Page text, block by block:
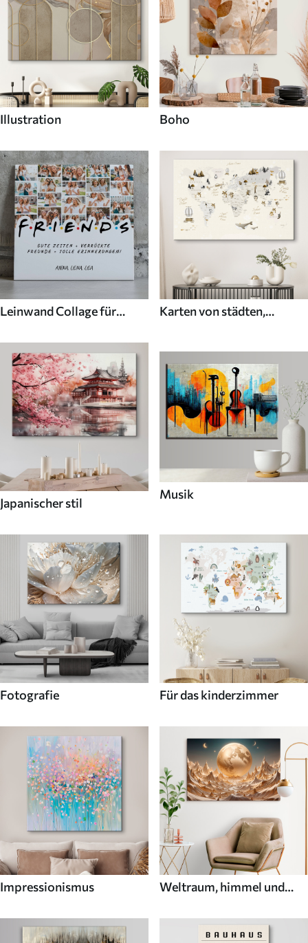
Illustration Boho
Leinwand Collage für
Karten von städten,
Japanischer stil
Musik
Fotografie Für das kinderzimmer
Impressionismus
Weltraum, himmel und